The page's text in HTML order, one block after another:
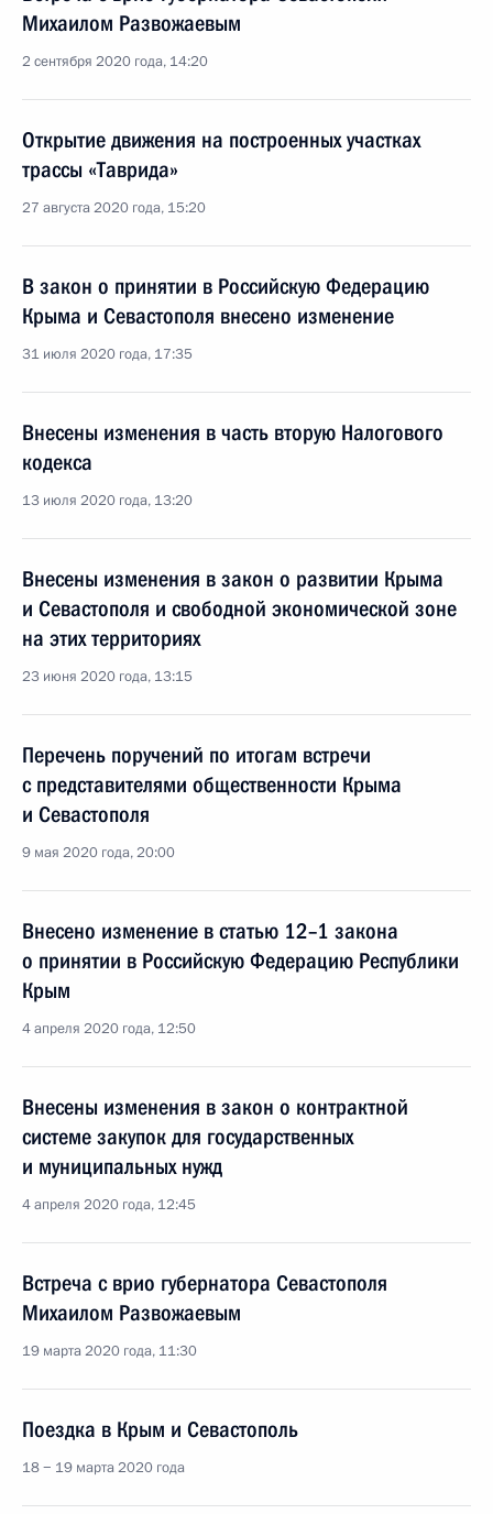
Михаилом Развожаевым
2 сентября 2020 года, 14:20
Открытие движения на построенных участках
трассы «Таврида»
27 августа 2020 года, 15:20
В закон о принятии в Российскую Федерацию
Крыма и Севастополя внесено изменение
31 июля 2020 года, 17:35
Внесены изменения в часть вторую Налогового
кодекса
13 июля 2020 года, 13:20
Внесены изменения в закон о развитии Крыма
и Севастополя и свободной экономической зоне
на этих территориях
23 июня 2020 года, 13:15
Перечень поручений по итогам встречи
с представителями общественности Крыма
и Севастополя
9 мая 2020 года, 20:00
Внесено изменение в статью 12–1 закона
о принятии в Российскую Федерацию Республики
Крым
4 апреля 2020 года, 12:50
Внесены изменения в закон о контрактной
системе закупок для государственных
и муниципальных нужд
4 апреля 2020 года, 12:45
Встреча с врио губернатора Севастополя
Михаилом Развожаевым
19 марта 2020 года, 11:30
Поездка в Крым и Севастополь
18 − 19 марта 2020 года